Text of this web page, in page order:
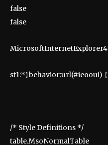
false
false
MicrosoftInternetExplorer4
st1:*{behavior:url(#ieooui) }
/* Style Definitions */
table.MsoNormalTable